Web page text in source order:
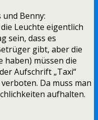
Benny:
Leuchte eigentlich
sein, dass es
gibt, aber die
haben) müssen die
Aufschrift „Taxi“
Da muss man
aufhalten.